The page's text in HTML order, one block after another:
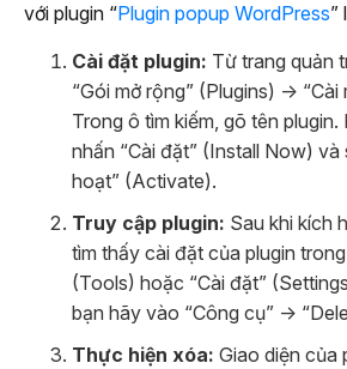
với plugin “Plugin popup WordPress”
Cài đặt plugin: Từ trang quản
“Gói mở rộng” (Plugins) ->
Trong ô tìm kiếm, gõ tên plugin.
nhấn “Cài đặt” (Install Now) và
hoạt” (Activate).
Truy cập plugin: Sau khi kích
tìm thấy cài đặt của plugin
(Tools) hoặc “Cài đặt”
bạn hãy vào “Công cụ” ->
Thực hiện xóa: Giao diện của